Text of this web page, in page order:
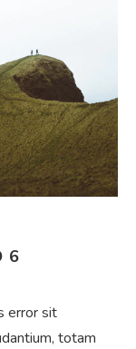
6
error sit
totam